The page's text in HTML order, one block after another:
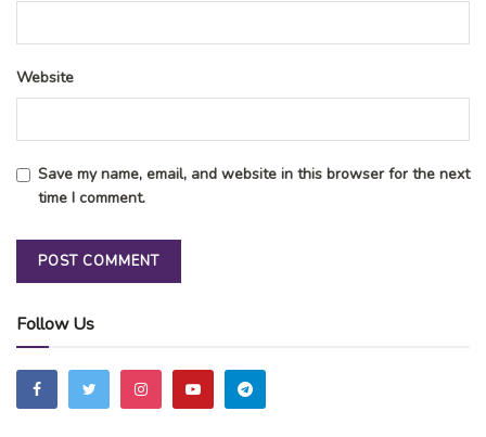
Website
Save my name, email, and website in this browser for the next
time I comment.
Follow Us